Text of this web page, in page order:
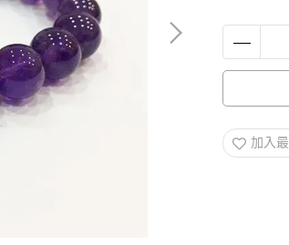
加入